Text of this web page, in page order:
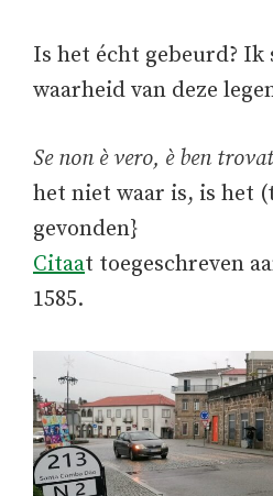
Is het écht gebeurd? Ik
waarheid van deze
Se non è vero, è ben
het niet waar is, is het
gevonden}
Citaat toegeschreven
1585.